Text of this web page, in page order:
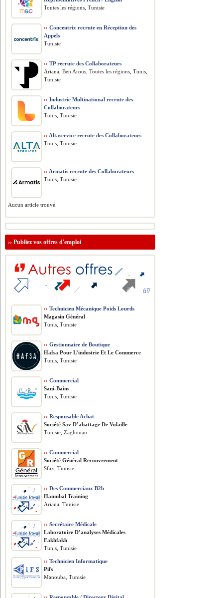
Toutes les régions, Tunisie
›› Concentrix recrute en Réception des
Appels
Tunisie
›› TP recrute des Collaborateurs
Ariana, Ben Arous, Toutes les régions, Tunis,
Tunisie
›› Industrie Multinational recrute des
Collaborateurs
Tunis, Tunisie
›› Altaservice recrute des Collaborateurs
Tunis, Tunisie
›› Armatis recrute des Collaborateurs
Tunis, Tunisie
Aucun article trouvé.
››Publiez vos offres d'emploi
›› Technicien Mécanique Poids Lourds
Magasin Général
Tunis, Tunisie
›› Gestionnaire de Boutique
Hafsa Pour L’industrie Et Le Commerce
Tunis, Tunisie
›› Commercial
Sani-Bains
Tunis, Tunisie
›› Responsable Achat
Société Sav D’abattage De Volaille
Tunisie, Zaghouan
›› Commercial
Société Général Recouvrement
Sfax, Tunisie
›› Des Commerciaux B2b
Hannibal Training
Ariana, Tunisie
›› Secrétaire Médicale
Laboratoire D’analyses Médicales
Fakhfakh
Tunis, Tunisie
›› Technicien Informatique
Pifs
Manouba, Tunisie